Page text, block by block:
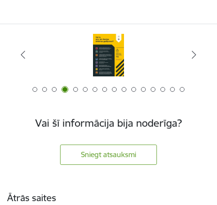
Vai šī informācija bija noderīga?
Sniegt atsauksmi
Ātrās saites